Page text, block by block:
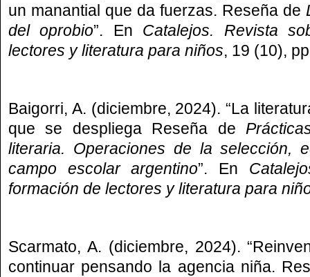
un manantial que da fuerzas. Reseña de
del oprobio”. En Catalejos. Revista
lectores y literatura para niños, 19 (10),
Baigorri, A. (diciembre, 2024). “La
que se despliega Reseña de
literaria. Operaciones de la selección,
campo escolar argentino”. En
formación de lectores y literatura para
Scarmato, A. (diciembre, 2024).
continuar pensando la agencia niña.